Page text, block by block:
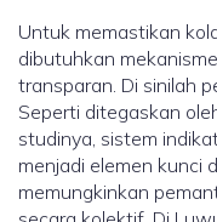
Untuk memastikan
dibutuhkan
transparan. Di sinilah
Seperti ditegaskan
studinya, sistem
menjadi elemen kunci
memungkinkan